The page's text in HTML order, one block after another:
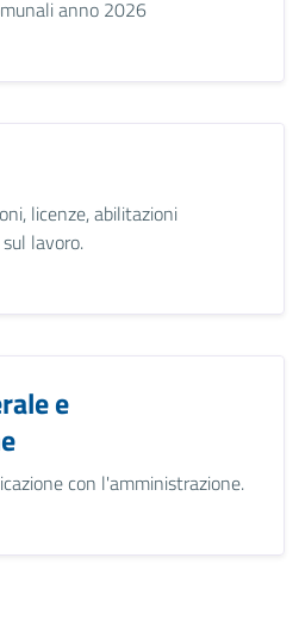
anno 2026
licenze, abilitazioni
lavoro.
e
con l'amministrazione.